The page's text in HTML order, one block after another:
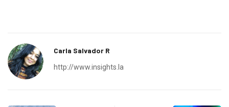
Carla Salvador R
http://www.insights.la